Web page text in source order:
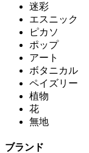
迷彩
エスニック
ピカソ
ポップ
アート
ボタニカル
ペイズリー
植物
花
無地
ブランド